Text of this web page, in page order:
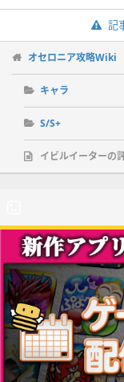
記
オセロニア攻略Wiki
キャラ
S/S+
イビルイーターの